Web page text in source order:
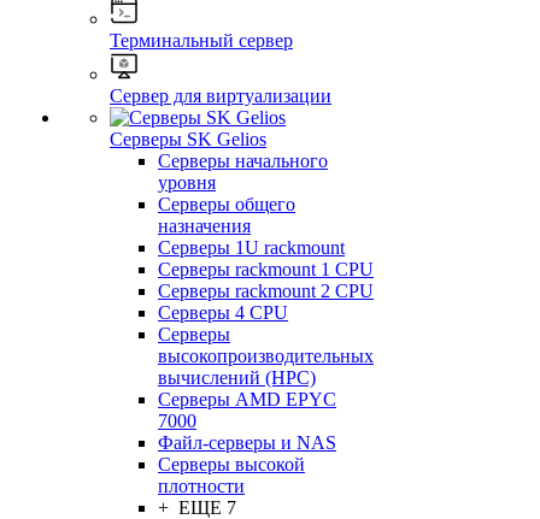
Терминальный сервер
Сервер для виртуализации
Серверы SK Gelios
Серверы начального
уровня
Серверы общего
назначения
Серверы 1U rackmount
Серверы rackmount 1 CPU
Серверы rackmount 2 CPU
Серверы 4 CPU
Серверы
высокопроизводительных
вычислений (HPC)
Серверы AMD EPYC
7000
Файл-серверы и NAS
Серверы высокой
плотности
+ ЕЩЕ 7